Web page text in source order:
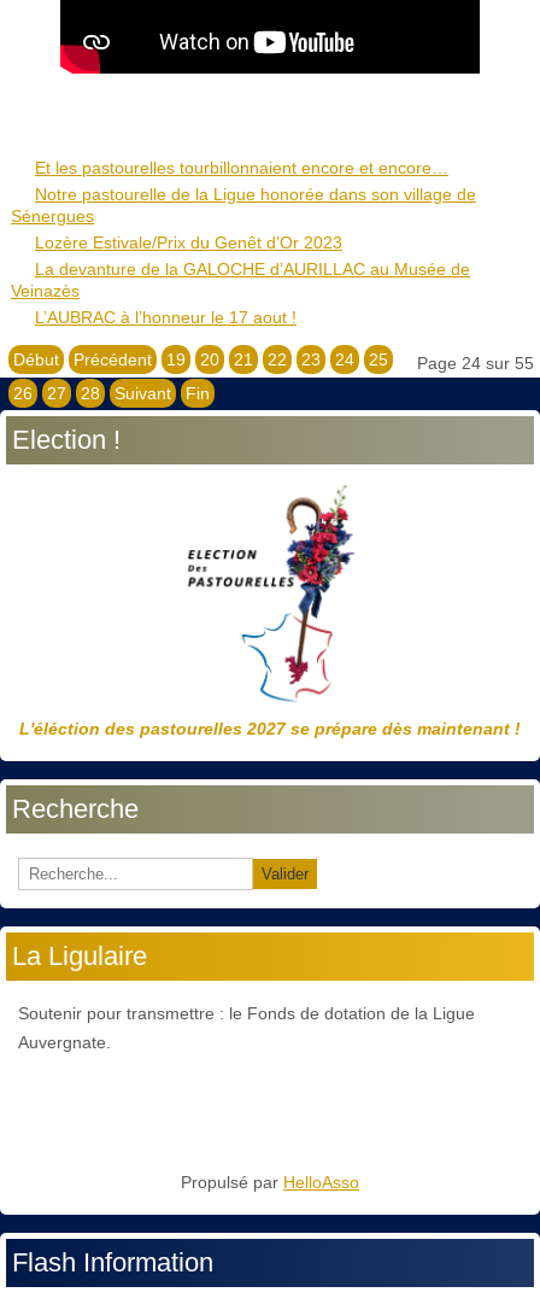
Et les pastourelles tourbillonnaient encore et encore…
Notre pastourelle de la Ligue honorée dans son village de
Sénergues
Lozère Estivale/Prix du Genêt d’Or 2023
La devanture de la GALOCHE d’AURILLAC au Musée de
Veinazès
L’AUBRAC à l’honneur le 17 aout !
Page 24 sur 55
Début Précédent 19 20 21 22 23 24
25
26
27 28 Suivant Fin
Election !
L'éléction des pastourelles 2027 se prépare dès maintenant !
Recherche
Valider
La Ligulaire
Soutenir pour transmettre : le Fonds de dotation de la Ligue
Auvergnate.
Propulsé par HelloAsso
Flash Information